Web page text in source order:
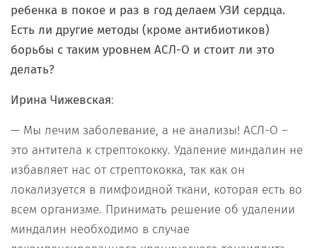
ребенка в покое и раз в год делаем УЗИ сердца.
Есть ли другие методы (кроме антибиотиков)
борьбы с таким уровнем АСЛ-О и стоит ли это
делать?
Ирина Чижевская:
— Мы лечим заболевание, а не анализы! АСЛ-О –
это антитела к стрептококку. Удаление миндалин не
избавляет нас от стрептококка, так как он
локализуется в лимфоидной ткани, которая есть во
всем организме. Принимать решение об удалении
миндалин необходимо в случае